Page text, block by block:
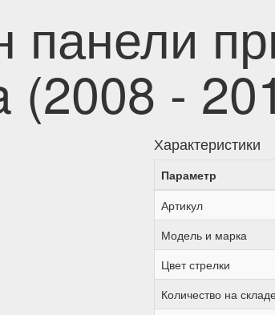
панели
(2008 -
Характеристики
Параметр
Артикул
Модель и марка
Цвет стрелки
Количество на складе